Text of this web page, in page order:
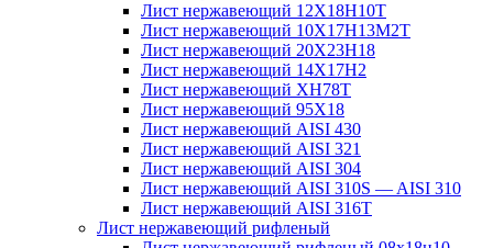
Лист нержавеющий 12Х18Н10Т
Лист нержавеющий 10Х17Н13М2T
Лист нержавеющий 20Х23Н18
Лист нержавеющий 14Х17Н2
Лист нержавеющий ХН78Т
Лист нержавеющий 95Х18
Лист нержавеющий AISI 430
Лист нержавеющий AISI 321
Лист нержавеющий AISI 304
Лист нержавеющий AISI 310S — AISI 310
Лист нержавеющий AISI 316T
Лист нержавеющий рифленый